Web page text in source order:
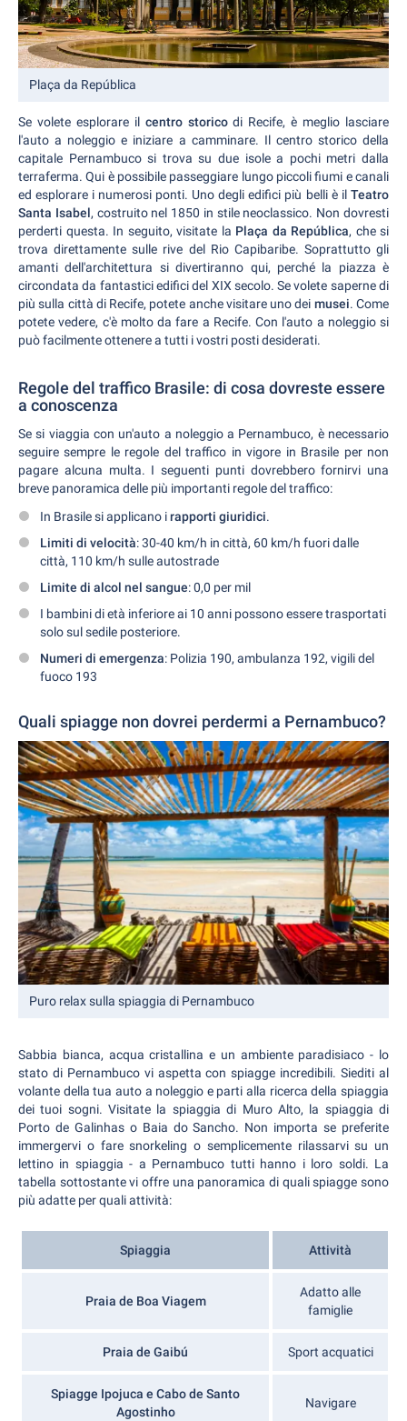
Plaça da República
Se volete esplorare il centro storicodi Recife, è meglio lasciare
l'auto a noleggio e iniziare a camminare. Il centro storico della
capitale Pernambuco si trova su due isole a pochi metri dalla
terraferma. Qui è possibile passeggiare lungo piccoli fiumi e canali
ed esplorare i numerosi ponti. Uno degli edifici più belli è il Teatro
Santa Isabel, costruito nel 1850 in stile neoclassico. Non dovresti
perderti questa. In seguito, visitate la Plaça da República, che si
trova direttamente sulle rive del Rio Capibaribe. Soprattutto gli
amanti dell'architettura si divertiranno qui, perché la piazza è
circondata da fantastici edifici del XIX secolo. Se volete saperne di
più sulla città di Recife, potete anche visitare uno dei musei. Come
potete vedere, c'è molto da fare a Recife. Con l'auto a noleggio si
può facilmente ottenere a tutti i vostri posti desiderati.
Regole del traffico Brasile: di cosa dovreste essere
a conoscenza
Se si viaggia con un'auto a noleggio a Pernambuco, è necessario
seguire sempre le regole del traffico in vigore in Brasile per non
pagare alcuna multa. I seguenti punti dovrebbero fornirvi una
breve panoramica delle più importanti regole del traffico:
In Brasile si applicano irapporti giuridici.
Limiti di velocità: 30-40 km/h in città, 60 km/h fuori dalle
città, 110 km/h sulle autostrade
Limite di alcol nel sangue: 0,0 per mil
I bambini di età inferiore ai 10 anni possono essere trasportati
solo sul sedile posteriore.
Numeri di emergenza: Polizia 190, ambulanza 192, vigili del
fuoco 193
Quali spiagge non dovrei perdermi a Pernambuco?
Puro relax sulla spiaggia di Pernambuco
Sabbia bianca, acqua cristallina e un ambiente paradisiaco - lo
stato di Pernambuco vi aspetta con spiagge incredibili. Siediti al
volante della tua auto a noleggio e parti alla ricerca della spiaggia
dei tuoi sogni. Visitate la spiaggia di Muro Alto, la spiaggia di
Porto de Galinhas o Baia do Sancho. Non importa se preferite
immergervi o fare snorkeling o semplicemente rilassarvi su un
lettino in spiaggia - a Pernambuco tutti hanno i loro soldi. La
tabella sottostante vi offre una panoramica di quali spiagge sono
più adatte per quali attività:
Spiaggia Attività
Praia de Boa Viagem
Adatto alle
famiglie
Praia de Gaibú Sport acquatici
Spiagge Ipojuca e Cabo de Santo
Agostinho
Navigare